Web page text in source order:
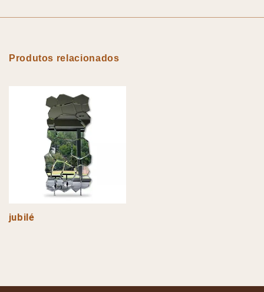
Produtos relacionados
jubilé